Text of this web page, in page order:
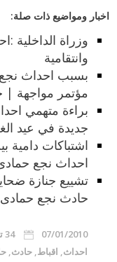
اخبار ومواضيع ذات صلة:
وزراة الداخلية
وانتقامية
بسبب احداث
مؤتمر مواجهة |
براءة متهمي
جديدة في عيد
اشتباكات دامية
احداث نجع
تشييع جنازة
حادث نجع حمادى
07/01/2010 34 تعليق
احداث, اقباط,حادث,